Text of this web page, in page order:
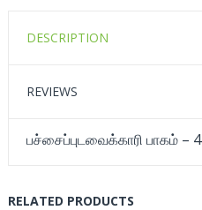
DESCRIPTION
REVIEWS
பச்சைப்புடவைக்காரி பாகம் – 4
RELATED PRODUCTS